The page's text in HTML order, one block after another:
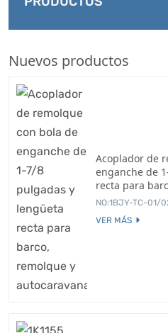
Nuevos productos
Acoplador de
enganche de
recta para
NO:1BJY-TC-01/
VER MÁS